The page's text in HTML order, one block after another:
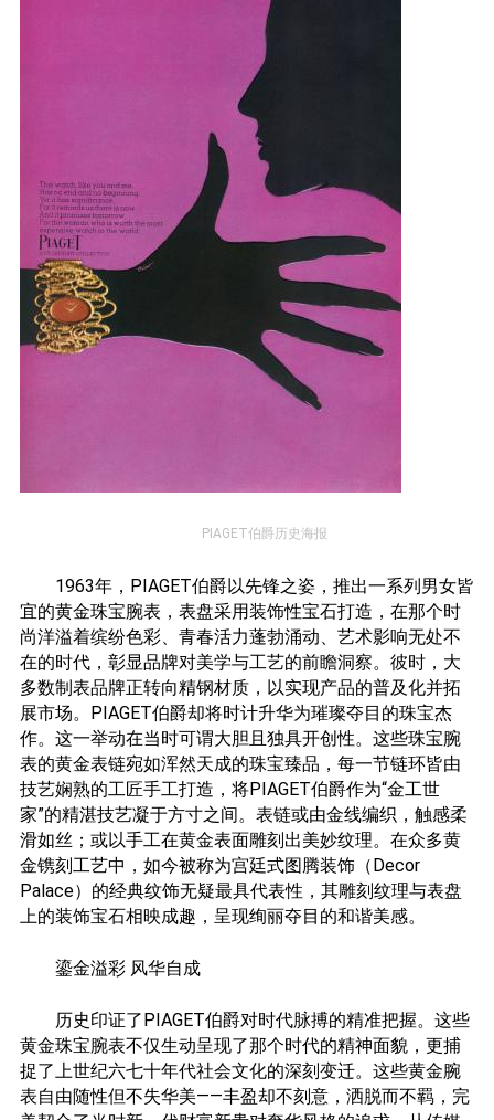
PIAGET伯爵历史海报
1963年，PIAGET伯爵以先锋之姿，推出一系列男女皆
宜的黄金珠宝腕表，表盘采用装饰性宝石打造，在那个时
尚洋溢着缤纷色彩、青春活力蓬勃涌动、艺术影响无处不
在的时代，彰显品牌对美学与工艺的前瞻洞察。彼时，大
多数制表品牌正转向精钢材质，以实现产品的普及化并拓
展市场。PIAGET伯爵却将时计升华为璀璨夺目的珠宝杰
作。这一举动在当时可谓大胆且独具开创性。这些珠宝腕
表的黄金表链宛如浑然天成的珠宝臻品，每一节链环皆由
技艺娴熟的工匠手工打造，将PIAGET伯爵作为“金工世
家”的精湛技艺凝于方寸之间。表链或由金线编织，触感柔
滑如丝；或以手工在黄金表面雕刻出美妙纹理。在众多黄
金镌刻工艺中，如今被称为宫廷式图腾装饰（Decor
Palace）的经典纹饰无疑最具代表性，其雕刻纹理与表盘
上的装饰宝石相映成趣，呈现绚丽夺目的和谐美感。
鎏金溢彩 风华自成
历史印证了PIAGET伯爵对时代脉搏的精准把握。这些
黄金珠宝腕表不仅生动呈现了那个时代的精神面貌，更捕
捉了上世纪六七十年代社会文化的深刻变迁。这些黄金腕
表自由随性但不失华美——丰盈却不刻意，洒脱而不羁，完